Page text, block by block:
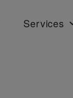
Services